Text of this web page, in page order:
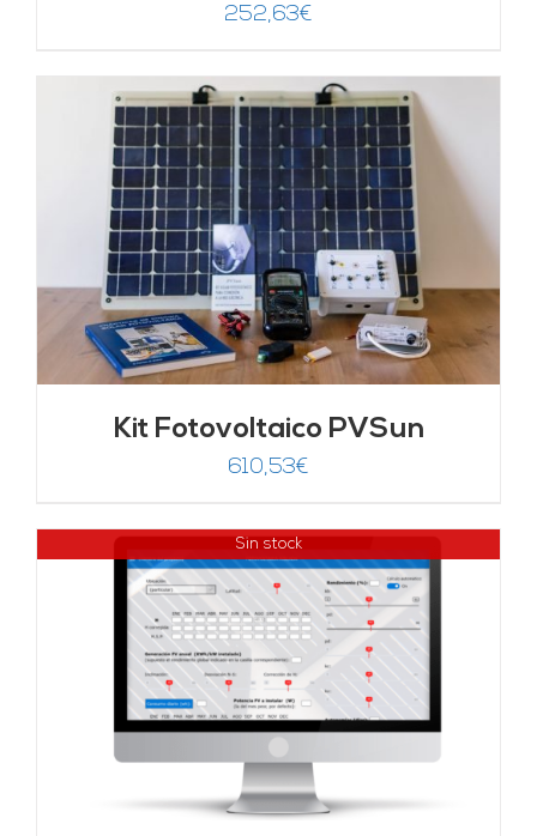
252,63€
Kit Fotovoltaico PVSun
610,53€
Sin stock